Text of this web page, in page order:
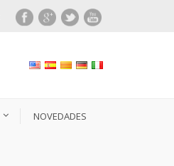
NOVEDADES